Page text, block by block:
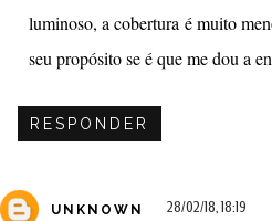
luminoso, a cobertura é muito
seu propósito se é que me dou a
RESPONDER
UNKNOWN 28/02/18, 18:19